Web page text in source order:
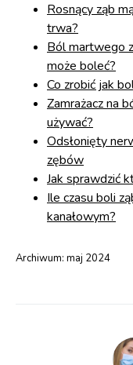
Rosnący ząb
trwa?
Ból martwego
może boleć?
Co zrobić jak
Zamrażacz na
używać?
Odsłonięty
zębów
Jak sprawdzić
Ile czasu boli
kanałowym?
Archiwum: maj 2024